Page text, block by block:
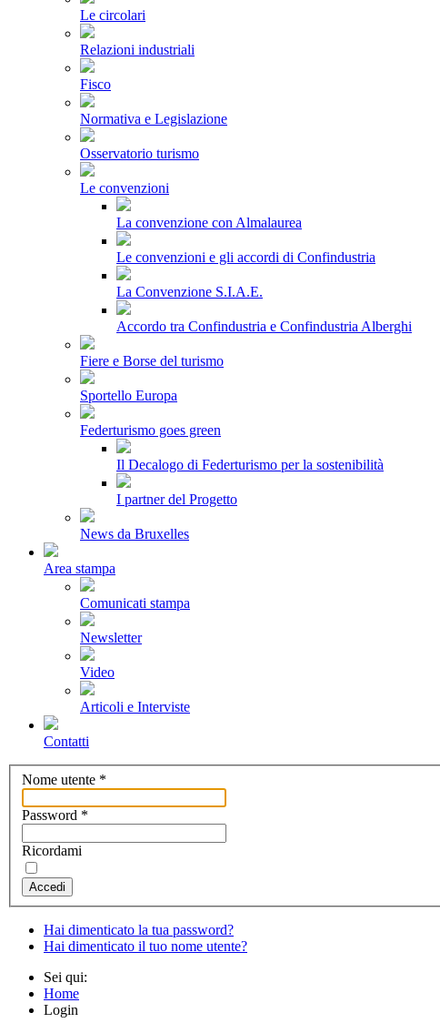
Le circolari
Relazioni industriali
Fisco
Normativa e Legislazione
Osservatorio turismo
Le convenzioni
La convenzione con Almalaurea
Le convenzioni e gli accordi di Confindustria
La Convenzione S.I.A.E.
Accordo tra Confindustria e Confindustria Alberghi
Fiere e Borse del turismo
Sportello Europa
Federturismo goes green
Il Decalogo di Federturismo per la sostenibilità
I partner del Progetto
News da Bruxelles
Area stampa
Comunicati stampa
Newsletter
Video
Articoli e Interviste
Contatti
Nome utente *
Password *
Ricordami
Accedi
Hai dimenticato la tua password?
Hai dimenticato il tuo nome utente?
Sei qui:
Home
Login